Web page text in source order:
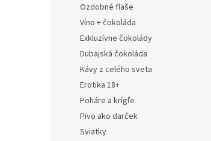
Ozdobné flaše
Víno + čokoláda
Exkluzívne čokolády
Dubajská čokoláda
Kávy z celého sveta
Erotika 18+
Poháre a krígľe
Pivo ako darček
Sviatky